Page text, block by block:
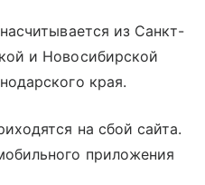
из Санкт-
и Новосибирской
края.
на сбой сайта.
приложения